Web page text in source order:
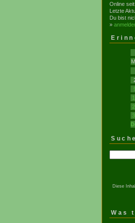
Online
Letzte
Du bist
»
Suche
Diese
Was